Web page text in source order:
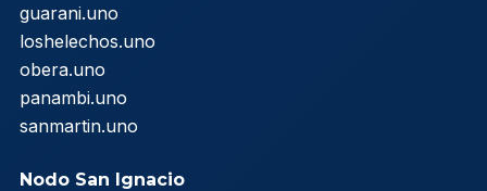
guarani.uno
loshelechos.uno
obera.uno
panambi.uno
sanmartin.uno
Nodo San Ignacio